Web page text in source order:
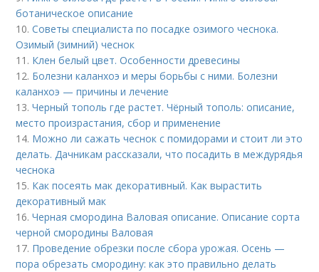
ботаническое описание
10.Советы специалиста по посадке озимого чеснока.
Озимый (зимний) чеснок
11. Клен белый цвет. Особенности древесины
12. Болезни каланхоэ и меры борьбы с ними. Болезни
каланхоэ — причины и лечение
13.Черный тополь где растет. Чёрный тополь: описание,
место произрастания, сбор и применение
14. Можно ли сажать чеснок с помидорами и стоит ли это
делать. Дачникам рассказали, что посадить в междурядья
чеснока
15. Как посеять мак декоративный. Как вырастить
декоративный мак
16.Черная смородина Валовая описание. Описание сорта
черной смородины Валовая
17. Проведение обрезки после сбора урожая. Осень —
пора обрезать смородину: как это правильно делать